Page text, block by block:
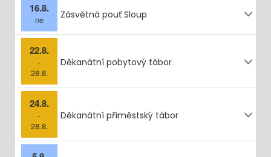
16.8.
ne Zásvětná pouť Sloup
22.8.
-
28.8.
Děkanátní pobytový tábor
24.8.
-
28.8.
Děkanátní příměstský tábor